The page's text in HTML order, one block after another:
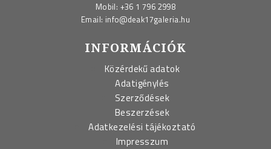
Mobil: +36 1 796 2998
Email: info@deak17galeria.hu
INFORMÁCIÓK
Közérdekű adatok
Adatigénylés
Szerződések
Beszerzések
Adatkezelési tájékoztató
Impresszum